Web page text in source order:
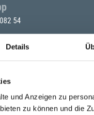
Details
und Anzeigen zu
zu können und die
54